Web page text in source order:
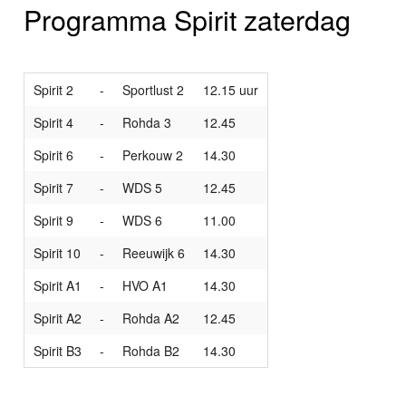
Programma Spirit zaterdag
Spirit 2 - Sportlust 2
12.15 uur
Spirit 4
- Rohda 3
12.45
Spirit 6
- Perkouw 2
14.30
Spirit 7
- WDS 5
12.45
Spirit 9
- WDS 6
11.00
Spirit 10
- Reeuwijk 6
14.30
Spirit A1
- HVO A1
14.30
Spirit A2
- Rohda A2
12.45
Spirit B3
- Rohda B2 14.30